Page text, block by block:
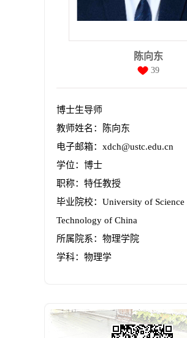
陈向东
39
博士生导师
教师姓名：陈向东
电子邮箱： xdch@ustc.edu.cn
学位：博士
职称：特任教授
毕业院校：University of Science
Technology of China
所属院系：物理学院
学科：物理学